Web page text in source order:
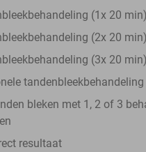
(1x 20
(2x 20
(3x 20
tandenbleekbehandeling
bleken met 1, 2 of 3
resultaat